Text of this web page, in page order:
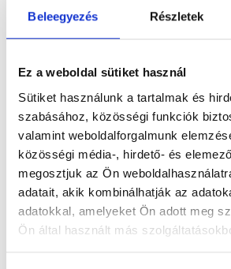
Beleegyezés Részletek
Ez a weboldal sütiket használ
Sütiket használunk a tartalmak és
szabásához, közösségi funkciók
valamint weboldalforgalmunk
közösségi média-, hirdető- és
megosztjuk az Ön
adatait, akik kombinálhatják az
adatokkal, amelyeket Ön adott meg
Ön által használt más
Mac and cheese,
pirított spianata
szalámi, sült hagyma,
parmezán (7) - 4990
Ft
Házi